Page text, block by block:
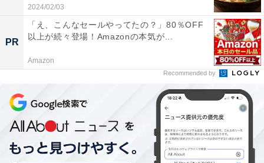
2024/02/03
PR
「え、こんなセールやってたの？」80％OFF
以上が続々登場！Amazonの本気が...
Amazon
Recommended by